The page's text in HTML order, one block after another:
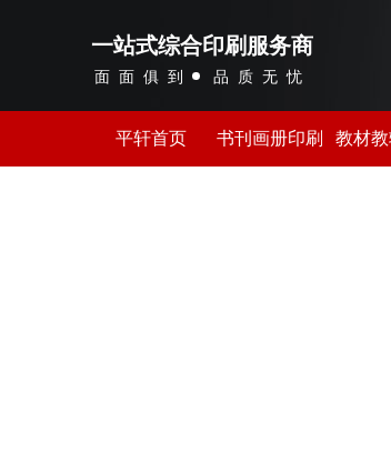
一站式综合印刷服务商
面面俱到 品质无忧
平轩首页 书刊画册印刷 教材